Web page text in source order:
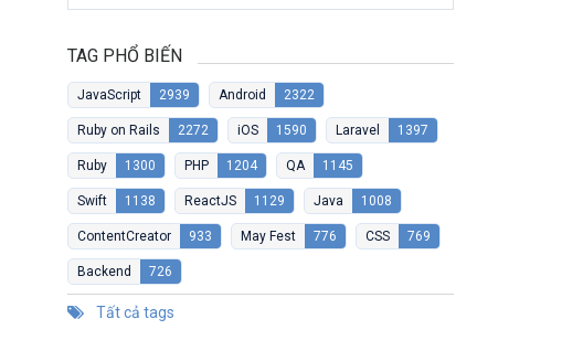
TAG PHỔ BIẾN
JavaScript 2939 Android 2322
Ruby on Rails 2272 iOS 1590 Laravel 1397
Ruby 1300 PHP 1204 QA 1145
Swift 1138 ReactJS 1129 Java 1008
ContentCreator 933 May Fest 776 CSS 769
Backend 726
Tất cả tags